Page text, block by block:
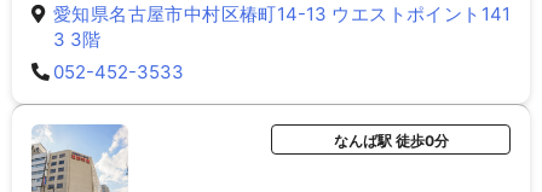
愛知県名古屋市中村区椿町14-13 ウエストポイント141
3 3階
052-452-3533
なんば駅 徒歩0分